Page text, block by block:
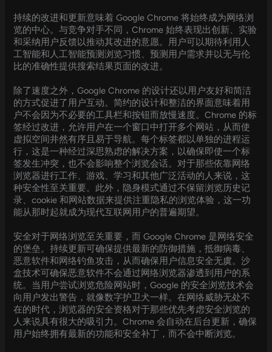
持续的改进和更新意味着 Google Chrome 将始终成为网络浏
览的中心。与竞争对手不同，Chrome 始终表现出创新、实验
和采纳用户反馈以推动其改进的意愿。用户可以期待利用人
工智能和人工智能预测浏览习惯、预测用户需求并以无与伦
比的准确性提供搜索结果页面的改进。
除了速度之外，Google Chrome 的设计还以用户友好和简洁
的方式促进了用户互动。简约的设计和整洁的界面意味着用
户不会因为不必要的工具栏和按钮而放慢速度。Chrome 的标
签经过改进，允许用户在一个窗口中打开多个网站，从而使
虚拟空间井然有序且易于导航。每个标签都以单独的进程运
行，这是一种经过深思熟虑的解决方案，以确保即使一个标
签发生冲突，也不会影响整个浏览会话。对于那些依靠网络
浏览器进行工作、游戏、学习和其他广泛活动的人来说，这
种安全性至关重要。此外，隐身模式通过不保留浏览历史记
录、cookie 和网站数据来提供注重隐私的浏览体验，这一功
能从那时起就成为现代互联网用户的普遍期望。
安全对于网络浏览至关重要，而 Google Chrome 是网络安全
的堡垒。持续更新可确保提供最新的防御措施，抵御病毒、
恶意软件和网络钓鱼攻击，从而确保用户信息安全无虞。沙
盒技术可确保恶意软件不会通过网络浏览器渗透到用户的系
统。当用户尝试浏览危险网站时，Google 的安全浏览技术会
向用户发出警告，就像数字护卫犬一样。在网络威胁无处不
在的时代，浏览器的安全资格对于那些优先考虑安全浏览的
人来说具有很大的吸引力。Chrome 会自动在后台更新，确保
用户始终拥有最新的功能和安全补丁，而不会中断浏览。